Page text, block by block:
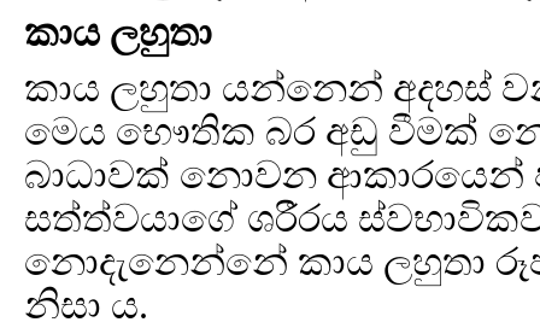
කාය ලහුතා
කාය ලහුතා යන්නෙන් අදහස්
මෙය භෞතික බර අඩු වීමක්
බාධාවක් නොවන ආකාරයෙන්
සත්ත්වයාගේ ශරීරය
නොදැනෙන්නේ කාය ලහුතා
නිසා ය.